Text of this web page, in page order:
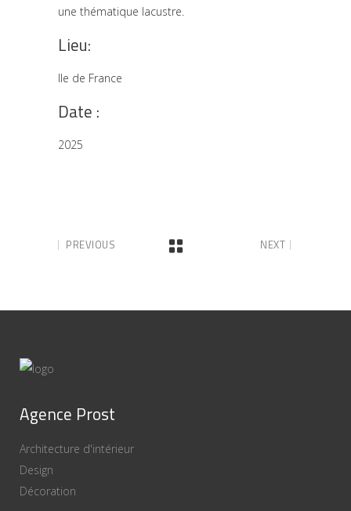
une thématique lacustre.
Lieu:
Ile de France
Date :
2025
PREVIOUS NEXT
Agence Prost
Architecture d'intérieur
Design
Décoration